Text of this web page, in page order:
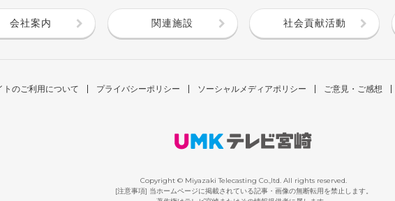
会社案内 関連施設 社会貢献活動
トのご利用について プライバシーポリシー ソーシャルメディアポリシー ご意見・ご感想
Copyright © Miyazaki Telecasting Co.,ltd. All rights reserved.
[注意事項] 当ホームページに掲載されている記事・画像の無断転用を禁止します。